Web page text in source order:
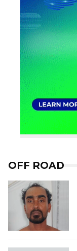
OFF ROAD